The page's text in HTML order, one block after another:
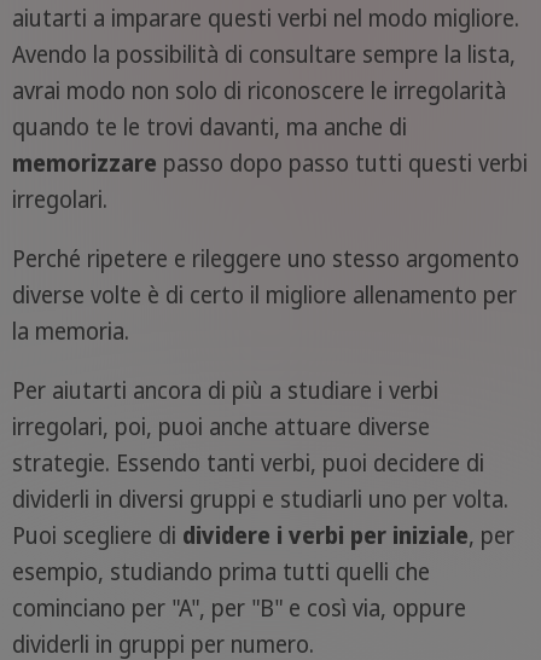
aiutarti a imparare questi verbi nel modo migliore.
Avendo la possibilità di consultare sempre la lista,
avrai modo non solo di riconoscere le irregolarità
quando te le trovi davanti, ma anche di
memorizzare passo dopo passo tutti questi verbi
irregolari.
Perché ripetere e rileggere uno stesso argomento
diverse volte è di certo il migliore allenamento per
la memoria.
Per aiutarti ancora di più a studiare i verbi
irregolari, poi, puoi anche attuare diverse
strategie. Essendo tanti verbi, puoi decidere di
dividerli in diversi gruppi e studiarli uno per volta.
Puoi scegliere di dividere i verbi per iniziale, per
esempio, studiando prima tutti quelli che
cominciano per "A", per "B" e così via, oppure
dividerli in gruppi per numero.